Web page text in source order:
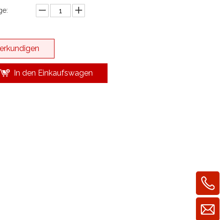
erkundigen
In den Einkaufswagen